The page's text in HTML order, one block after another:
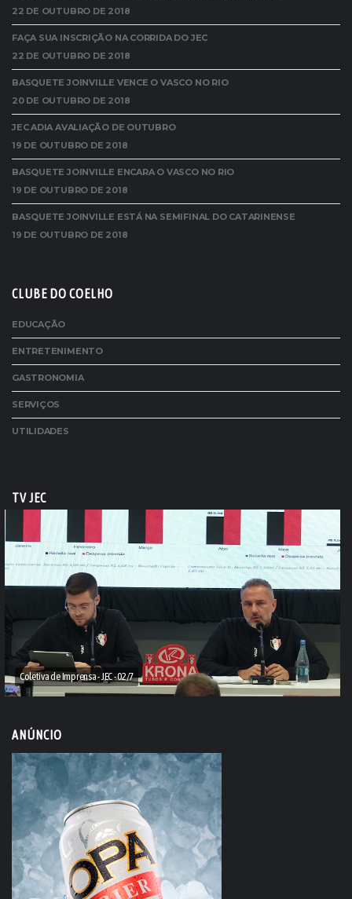
22 DE OUTUBRO DE 2018
FAÇA SUA INSCRIÇÃO NA CORRIDA DO JEC
22 DE OUTUBRO DE 2018
BASQUETE JOINVILLE VENCE O VASCO NO RIO
20 DE OUTUBRO DE 2018
JEC ADIA AVALIAÇÃO DE OUTUBRO
19 DE OUTUBRO DE 2018
BASQUETE JOINVILLE ENCARA O VASCO NO RIO
19 DE OUTUBRO DE 2018
BASQUETE JOINVILLE ESTÁ NA SEMIFINAL DO CATARINENSE
19 DE OUTUBRO DE 2018
CLUBE DO COELHO
EDUCAÇÃO
ENTRETENIMENTO
GASTRONOMIA
SERVIÇOS
UTILIDADES
TV JEC
Coletiva de Imprensa - JEC - 02/7
ANÚNCIO